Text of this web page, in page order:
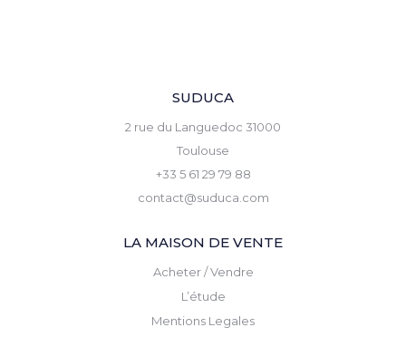
SUDUCA
2 rue du Languedoc 31000
Toulouse
+33 5 61 29 79 88
contact@suduca.com
LA MAISON DE VENTE
Acheter / Vendre
L’étude
Mentions Legales